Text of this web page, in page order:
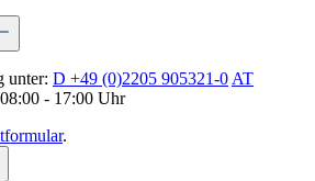
unter: D +49 (0)2205 905321-0 AT
- 17:00 Uhr
.